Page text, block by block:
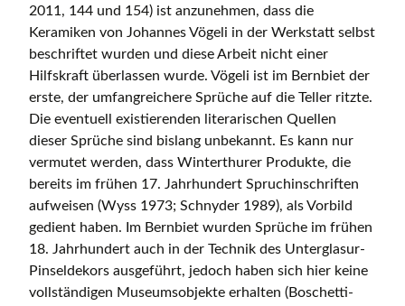
2011, 144 und 154) ist anzunehmen, dass die
Keramiken von Johannes Vögeli in der Werkstatt selbst
beschriftet wurden und diese Arbeit nicht einer
Hilfskraft überlassen wurde. Vögeli ist im Bernbiet der
erste, der umfangreichere Sprüche auf die Teller ritzte.
Die eventuell existierenden literarischen Quellen
dieser Sprüche sind bislang unbekannt. Es kann nur
vermutet werden, dass Winterthurer Produkte, die
bereits im frühen 17. Jahrhundert Spruchinschriften
aufweisen (Wyss 1973; Schnyder 1989), als Vorbild
gedient haben. Im Bernbiet wurden Sprüche im frühen
18. Jahrhundert auch in der Technik des Unterglasur-
Pinseldekors ausgeführt, jedoch haben sich hier keine
vollständigen Museumsobjekte erhalten (Boschetti-